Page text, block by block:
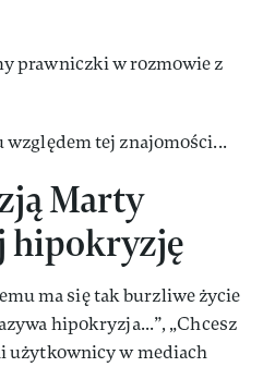
prawniczki w rozmowie z
tej znajomości...
Marty
hipokryzję
ma się tak burzliwe życie
hipokryzja...”, „Chcesz
użytkownicy w mediach